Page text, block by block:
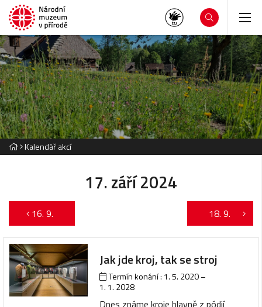
Kalendář akcí
17. září 2024
16. 9. 18. 9.
Jak jde kroj, tak se stroj
Termín konání : 1. 5. 2020–
1. 1. 2028